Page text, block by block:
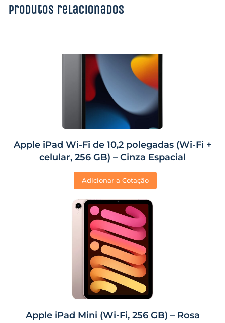
Produtos relacionados
Apple iPad Wi-Fi de 10,2 polegadas (Wi-Fi +
celular, 256 GB) – Cinza Espacial
Adicionar a Cotação
Apple iPad Mini (Wi-Fi, 256 GB) – Rosa